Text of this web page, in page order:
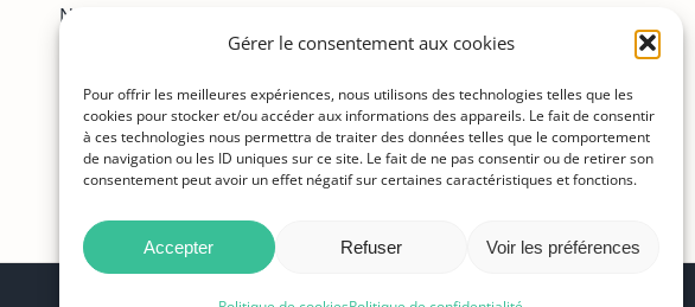
Gérer le consentement aux cookies
Pour offrir les meilleures expériences, nous utilisons des technologies telles que les
cookies pour stocker et/ou accéder aux informations des appareils. Le fait de consentir
à ces technologies nous permettra de traiter des données telles que le comportement
de navigation ou les ID uniques sur ce site. Le fait de ne pas consentir ou de retirer son
consentement peut avoir un effet négatif sur certaines caractéristiques et fonctions.
Accepter Refuser Voir les préférences
Nous contacter